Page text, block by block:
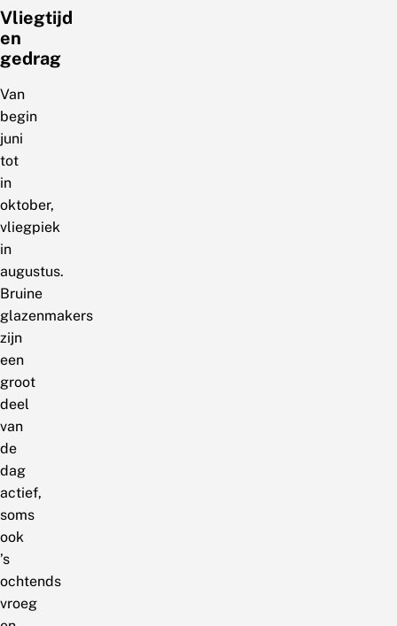
Vliegtijd
en
gedrag
Van
begin
juni
tot
in
oktober,
vliegpiek
in
augustus.
Bruine
glazenmakers
zijn
een
groot
deel
van
de
dag
actief,
soms
ook
’s
ochtends
vroeg